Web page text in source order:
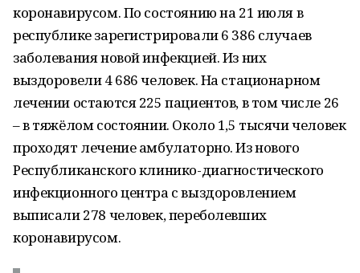
коронавирусом. По состоянию на 21 июля в
республике зарегистрировали 6 386 случаев
заболевания новой инфекцией. Из них
выздоровели 4 686 человек. На стационарном
лечении остаются 225 пациентов, в том числе 26
– в тяжёлом состоянии. Около 1,5 тысячи человек
проходят лечение амбулаторно. Из нового
Республиканского клинико-диагностического
инфекционного центра с выздоровлением
выписали 278 человек, переболевших
коронавирусом.